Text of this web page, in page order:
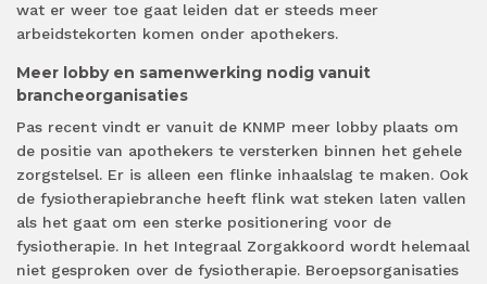
wat er weer toe gaat leiden dat er steeds meer
arbeidstekorten komen onder apothekers.
Meer lobby en samenwerking nodig vanuit
brancheorganisaties
Pas recent vindt er vanuit de KNMP meer lobby plaats om
de positie van apothekers te versterken binnen het gehele
zorgstelsel. Er is alleen een flinke inhaalslag te maken. Ook
de fysiotherapiebranche heeft flink wat steken laten vallen
als het gaat om een sterke positionering voor de
fysiotherapie. In het Integraal Zorgakkoord wordt helemaal
niet gesproken over de fysiotherapie. Beroepsorganisaties